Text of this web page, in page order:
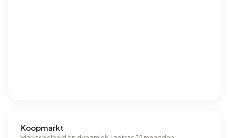
Koopmarkt